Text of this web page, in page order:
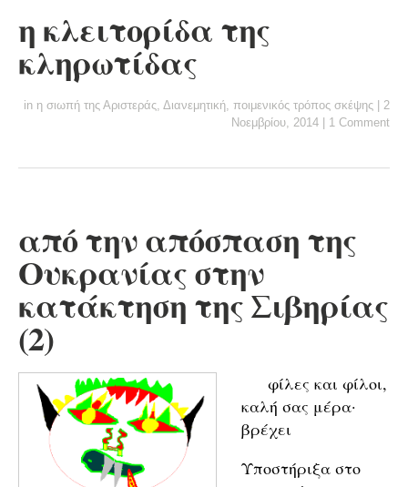
η κλειτορίδα της
κληρωτίδας
in η σιωπή της Αριστεράς, Διανεμητική, ποιμενικός τρόπος σκέψης
2
Νοεμβρίου, 2014
1 Comment
από την απόσπαση της
Ουκρανίας στην
κατάκτηση της Σιβηρίας
(2)
φίλες και φίλοι,
καλή σας μέρα·
βρέχει
Υποστήριξα στο